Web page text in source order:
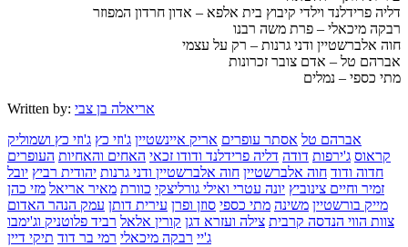
דליה פרידלנד וילדי קיבוץ בית אלפא – אדון חרדון המפוזר
רבקה מיכאלי – פרת משה רבנו
חוה אלברשטיין ודני גרנות – רק על עצמי
אברהם טל – אדם צובר זכרונות
מתי כספי – נמלים
Written by: אריאלה בן צבי
אברהם טל אסתר עופרים אריק איינשטיין ג'וזי כץ ג'וזי כץ ושמוליק
קראוס ג'ירפות דודה דליה פרידלנד ודודו זכאי האחים והאחיות העופרים
חדוה ודוד חוה אלברשטיין חוה אלברשטיין ודני גרנות יהודית רביץ יובל
זמיר וחיים צינוביץ יונה עטרי ואילי גורליצקי כוורת מאיר אריאל מזי כהן
מייק בורשטיין משינה מתי כספי סוזן ופרן עירית דותן עמק הנהר האדום
צוות הווי הנדסה קרבית צילה ועזרא דגן קורין אלאל רביד פלוטניק וג'ימבו
ג'יי רבקה מיכאלי רמי בר דוד תיקי דיין